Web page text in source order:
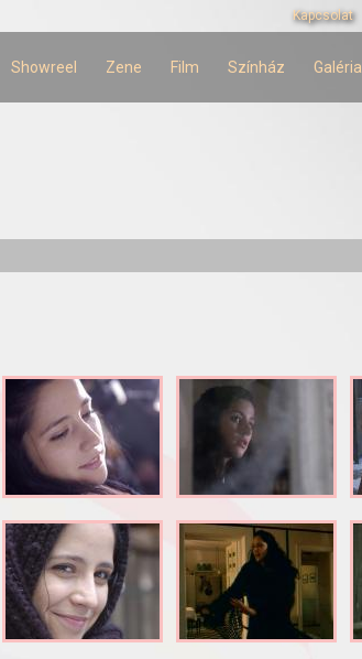
Kapcsolat
Showreel Zene Film Színház Galéria